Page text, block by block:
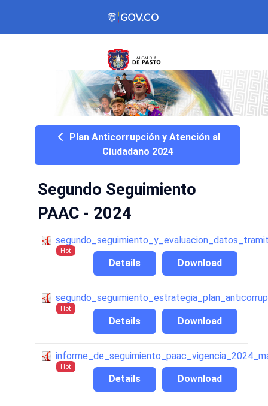
Plan Anticorrupción y Atención al
Ciudadano 2024
Segundo Seguimiento
PAAC - 2024
Hot
Download
Details
Hot
Download
Details
Hot
Download
Details